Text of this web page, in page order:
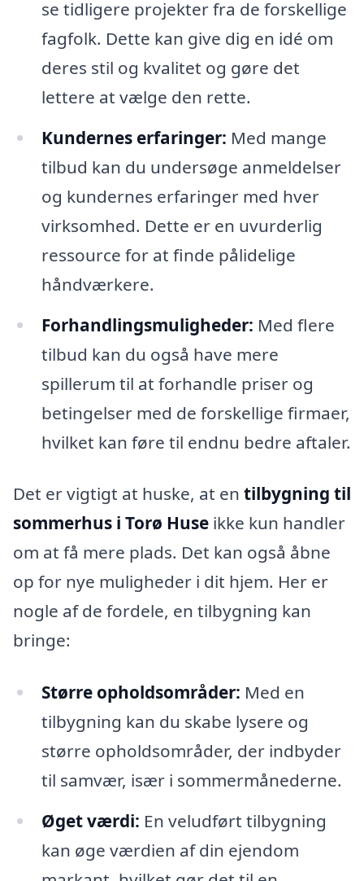
se tidligere projekter fra de forskellige
fagfolk. Dette kan give dig en idé om
deres stil og kvalitet og gøre det
lettere at vælge den rette.
Kundernes erfaringer: Med mange
tilbud kan du undersøge anmeldelser
og kundernes erfaringer med hver
virksomhed. Dette er en uvurderlig
ressource for at finde pålidelige
håndværkere.
Forhandlingsmuligheder: Med flere
tilbud kan du også have mere
spillerum til at forhandle priser og
betingelser med de forskellige firmaer,
hvilket kan føre til endnu bedre aftaler.
Det er vigtigt at huske, at en tilbygning til
sommerhus i Torø Huse ikke kun handler
om at få mere plads. Det kan også åbne
op for nye muligheder i dit hjem. Her er
nogle af de fordele, en tilbygning kan
bringe:
Større opholdsområder: Med en
tilbygning kan du skabe lysere og
større opholdsområder, der indbyder
til samvær, især i sommermånederne.
Øget værdi: En veludført tilbygning
kan øge værdien af din ejendom